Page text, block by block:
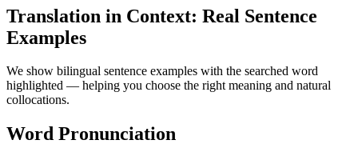
Translation in Context: Real Sentence
Examples
We show bilingual sentence examples with the searched word
highlighted — helping you choose the right meaning and natural
collocations.
Word Pronunciation